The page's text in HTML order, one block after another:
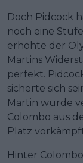
Doch Pidcock
noch eine
erhöhte der
Martins
perfekt.
sicherte sich
Martin wurde
Colombo aus
Platz
Hinter